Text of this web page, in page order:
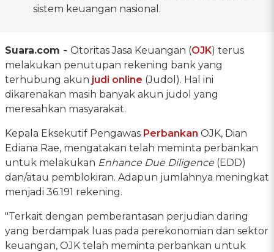
sistem keuangan nasional.
Suara.com - Otoritas Jasa Keuangan (OJK) terus
melakukan penutupan rekening bank yang
terhubung akun judi online (Judol). Hal ini
dikarenakan masih banyak akun judol yang
meresahkan masyarakat.
Kepala Eksekutif Pengawas Perbankan OJK, Dian
Ediana Rae, mengatakan telah meminta perbankan
untuk melakukan Enhance Due Diligence (EDD)
dan/atau pemblokiran. Adapun jumlahnya meningkat
menjadi 36.191 rekening.
"Terkait dengan pemberantasan perjudian daring
yang berdampak luas pada perekonomian dan sektor
keuangan, OJK telah meminta perbankan untuk